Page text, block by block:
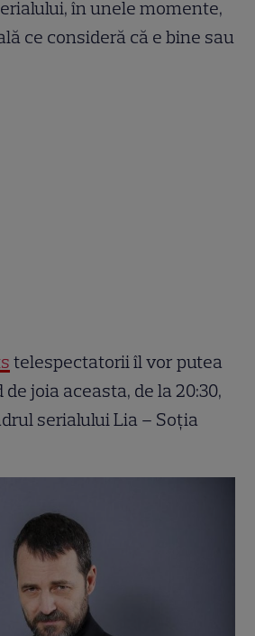
în unele momente,
ce consideră că e bine sau
telespectatorii îl vor putea
joia aceasta, de la 20:30,
serialului Lia – Soţia